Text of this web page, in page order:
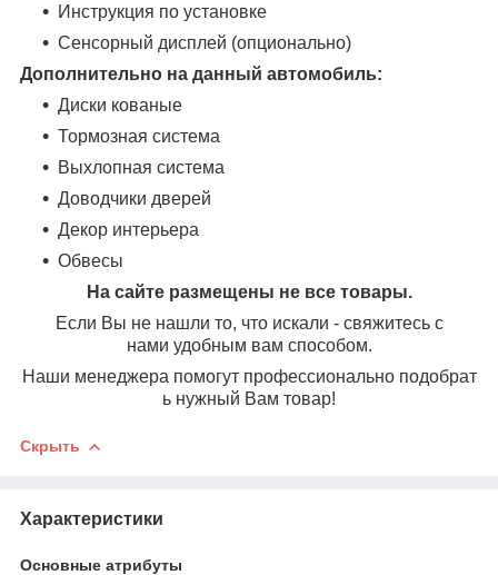
Инструкция по установке
Сенсорный дисплей (опционально)
Дополнительно на данный автомобиль:
Диски кованые
Тормозная система
Выхлопная система
Доводчики дверей
Декор интерьера
Обвесы
На сайте размещены не все товары.
Если Вы не нашли то, что искали - свяжитесь с
нами удобным вам способом.
Наши менеджера помогут профессионально подобрат
ь нужный Вам товар!
Скрыть
Характеристики
Основные атрибуты